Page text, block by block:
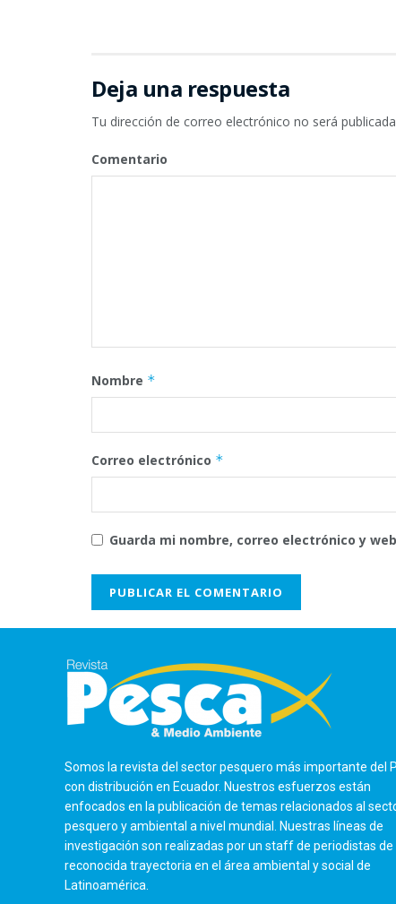
Deja una respuesta
Tu dirección de correo electrónico no será
Comentario
Nombre *
Correo electrónico *
Guarda mi nombre, correo electrónico y
Somos la revista del sector pesquero más importante del
con distribución en Ecuador. Nuestros esfuerzos están
enfocados en la publicación de temas relacionados al
pesquero y ambiental a nivel mundial. Nuestras líneas de
investigación son realizadas por un staff de periodistas de
reconocida trayectoria en el área ambiental y social de
Latinoamérica.